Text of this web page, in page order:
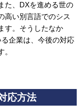
た、DXを進める世の
高い別言語でのシス
す。そうしたなか
企業は、今後の対応
応方法